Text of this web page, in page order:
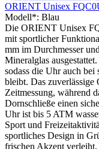
ORIENT Unisex
Modell*: Blau
Die ORIENT Unisex
mit sportlicher
mm im Durchmesser
Mineralglas
sodass die Uhr auch bei
bleibt. Das zuverlässige
Zeitmessung, während
Dornschließe einen
Uhr ist bis 5 ATM
Sport und
sportliches Design in
frischen Akzent